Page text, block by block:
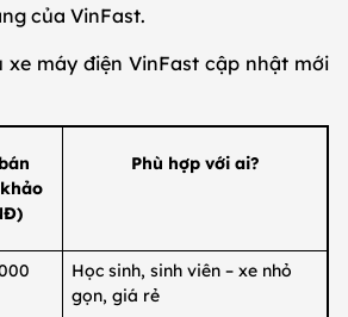
của VinFast.
xe máy điện VinFast cập nhật mới
Phù hợp với ai?
Học sinh, sinh viên – xe nhỏ
gọn, giá rẻ